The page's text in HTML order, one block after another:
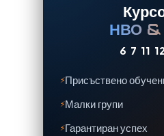
НВО &
6 7 11
Присъствено
Малки групи
Гарантиран успех